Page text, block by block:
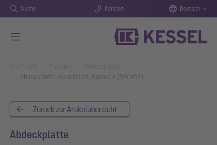
Suche Kontakt Deutsch
Abdeckplatte Kunststoff, Klasse A (850132)
Zurück zur Artikelübersicht
Abdeckplatte